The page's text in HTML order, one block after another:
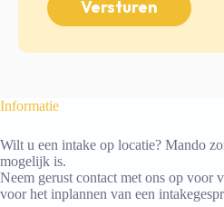
Informatie
Wilt u een intake op locatie? Mando
mogelijk is.
Neem gerust contact met ons op voor
voor het inplannen van een